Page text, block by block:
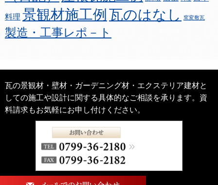
料理 景観材施工例瓦のはなし 窯変敷瓦
製造・工事レポ－ト
瓦の景観材・壁材・ガーデニング材・エクステリア建材と
しての施工や設計に関する具体的なご相談を承ります。資
料請求もお気軽にお申し付けください。